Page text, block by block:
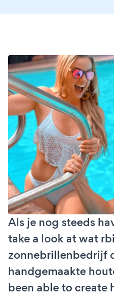
Als je nog steeds
take a look at wat
zonnebrillenbedrijf
handgemaakte
been able to create